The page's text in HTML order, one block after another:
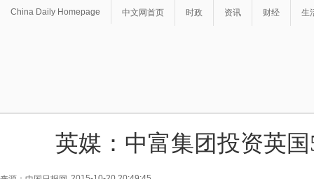
China Daily Homepage 中文网首页 时政 资讯 财经 生
英媒：中富集团投资英